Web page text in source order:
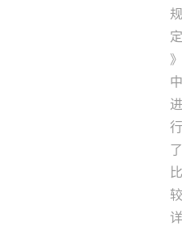
规
定
》
中
进
行
了
比
较
详